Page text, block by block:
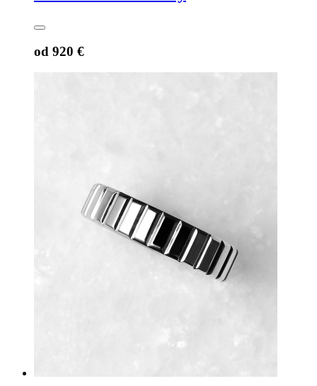
od 920 €